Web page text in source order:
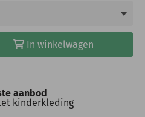
In winkelwagen
aanbod
kinderkleding